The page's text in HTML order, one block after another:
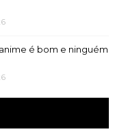
é bom e ninguém